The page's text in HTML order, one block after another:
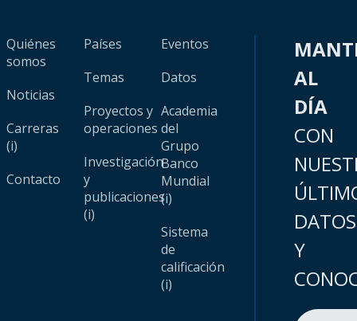
Quiénes
somos
Noticias
Carreras
(i)
Contacto
Países
Temas
Proyectos y
operaciones
Investigación
y
publicaciones
(i)
Eventos
Datos
Academia
del
Grupo
Banco
Mundial
(i)
Sistema
de
calificación
(i)
AL
DÍA
CON
DATOS
Y